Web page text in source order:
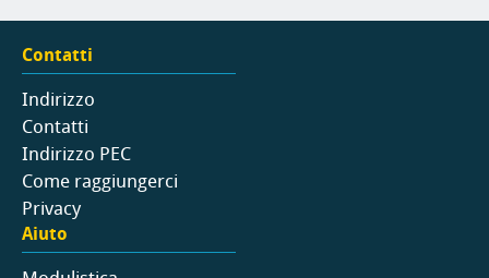
Contatti
Indirizzo
Contatti
Indirizzo PEC
Come raggiungerci
Privacy
Aiuto